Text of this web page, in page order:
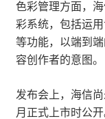
色彩管理方面，
彩系统，包括运
等功能，以端到
容创作者的意图。
发布会上，海信
月正式上市时公